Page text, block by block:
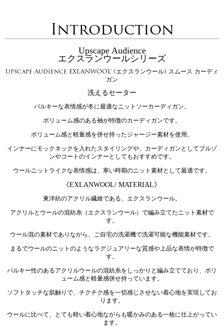
Introduction
Upscape Audience
エクスランウールシリーズ
Upscape Audience EXLANWOOL® (エクスランウール) スムース カーディ
ガン
洗えるセーター
バルキーな表情感が冬に最適なニットソーカーディガン。
ボリューム感のある袖が特徴のカーディガンです。
ボリューム感と軽量感を併せ持ったジャージー素材を使用。
インナーにモックネックを入れたスタイリングや、カーディガンとしてブルゾ
ンやコートのインナーとしてもおすすめです。
ウールニットライクな表情感は、寒い時期のニット素材として最適です。
《EXLANWOOL/ MATERIAL》
東洋紡のアクリル繊維である、エクスランウール。
アクリルとウールの混紡糸（エクスランウール）で編み立てたニット素材で
す。
ウール混の素材でありながら、ご自宅の洗濯機で洗濯可能な機能素材です。
まるでウールのニットのようなラグジュアリーな質感や上品な表情が特徴で
す。
バルキー性のあるアクリルウールの混紡糸をしっかりと編み立てており、ボリ
ューム感と軽量感併せ持っています。
ソフトタッチな肌触りで、チクチク感を一切感じさせない着心地を実現してお
ります。
ウールに比べて、とても軽い着心地ながらも暖かみのある一枚に仕上がってい
ます。